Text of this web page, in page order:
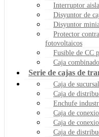
Interruptor
Disyuntor de
Disyuntor
Protector
fotovoltaicos
Fusible de CC
Caja
Serie de cajas de
Caja de sucursal
Caja de
Enchufe
Caja de
Caja de
Caja de